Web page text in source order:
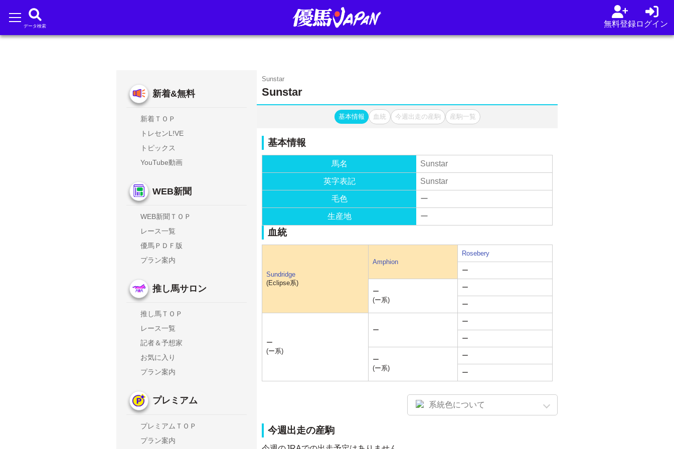
データ検索 無料登録ログイン
新着&無料
新着ＴＯＰ
トレセンL!VE
トピックス
YouTube動画
WEB新聞
WEB新聞ＴＯＰ
レース一覧
優馬ＰＤＦ版
プラン案内
推し馬サロン
推し馬ＴＯＰ
レース一覧
記者＆予想家
お気に入り
プラン案内
プレミアム
プレミアムＴＯＰ
プラン案内
Sunstar
Sunstar
基本情報 血統 今週出走の産駒 産駒一覧
基本情報
馬名 Sunstar
英字表記 Sunstar
毛色 ー
生産地 ー
血統
Sundridge
(Eclipse系)
Amphion
Rosebery
ー
ー
(ー系)
ー
ー
ー
(ー系)
ー
ー
ー
ー
(ー系)
ー
ー
系統色について
今週出走の産駒